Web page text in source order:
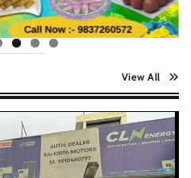
View All